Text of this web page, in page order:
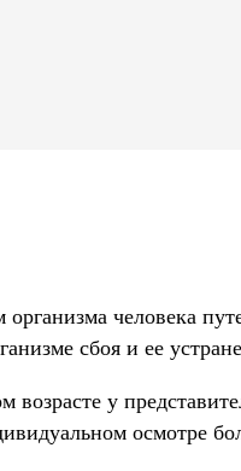
человека
сбоя и ее
у
осмотре